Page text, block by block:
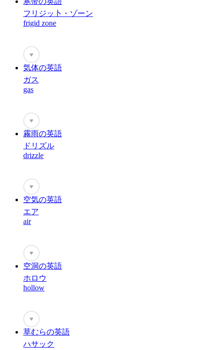
フリジッ卜・ゾーン
frigid zone
♥
気体の英語
ガス
gas
♥
霧雨の英語
ドリズル
drizzle
♥
空気の英語
エア
air
♥
空洞の英語
ホロウ
hollow
♥
草むらの英語
ハサック